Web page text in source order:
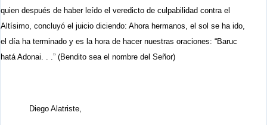
quien después de haber leído el veredicto de culpabilidad contra el
Altísimo, concluyó el juicio diciendo: Ahora hermanos, el sol se ha ido,
el día ha terminado y es la hora de hacer nuestras oraciones: “Baruc
hatá Adonai. . . ” (Bendito sea el nombre del Señor)
Diego Alatriste,